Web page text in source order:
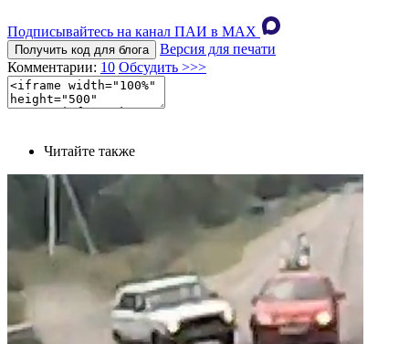
Подписывайтесь на канал ПАИ в MAХ
Получить код для блога
Версия для печати
Комментарии: 10 Обсудить >>>
Читайте также